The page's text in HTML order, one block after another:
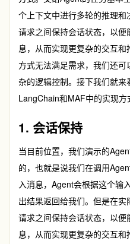
个上下文中进行多轮的推理
请求之间保持会话状态，以
息，从而实现更复杂的交互
方式无法满足需求，我们还
杂的逻辑控制。接下我们就来
LangChain和MAF中的实现方
1. 会话保持
当目前位置，我们演示的
的，也就是说我们在调用
入消息，Agent会根据这个输
出结果返回给我们。但是在
请求之间保持会话状态，以
息，从而实现更复杂的交互